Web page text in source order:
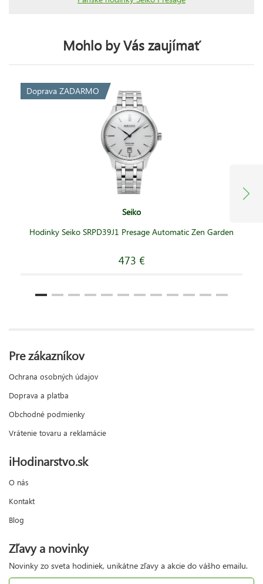
Mohlo by Vás zaujímať
Doprava ZADARMO
Seiko
Hodinky Seiko SRPD39J1 Presage Automatic Zen Garden
473 €
Pre zákazníkov
Ochrana osobných údajov
Doprava a platba
Obchodné podmienky
Vrátenie tovaru a reklamácie
iHodinarstvo.sk
O nás
Kontakt
Blog
Zľavy a novinky
Novinky zo sveta hodiniek, unikátne zľavy a akcie do vášho emailu.